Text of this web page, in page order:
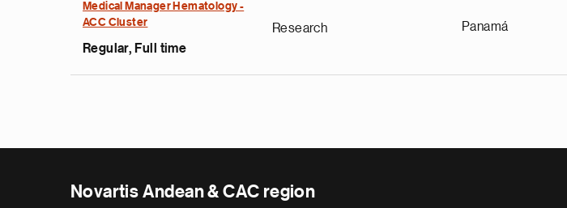
Medical Manager Hematology -
ACC Cluster
Regular, Full time
Research Panamá
Novartis Andean & CAC region